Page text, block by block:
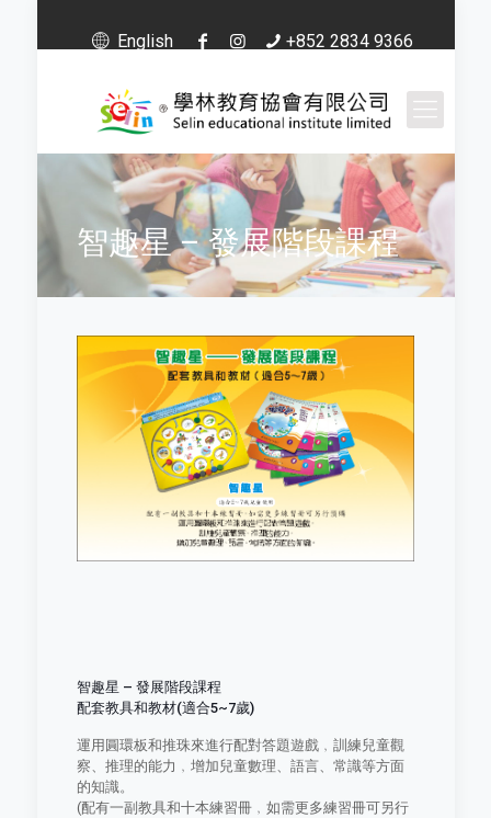
+852 2834 9366
English
智趣星 – 發展階段課程
智趣星 – 發展階段課程
配套教具和教材(適合5~7歲)
運用圓環板和推珠來進行配對答題遊戲﹐訓練兒童觀
察、推理的能力﹐增加兒童數理、語言、常識等方面
的知識。
(配有一副教具和十本練習冊﹐如需更多練習冊可另行